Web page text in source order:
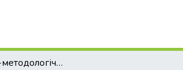
Теоретично-методологічні засади вибору раціональної технології доставки сільськогосподарських вантажів